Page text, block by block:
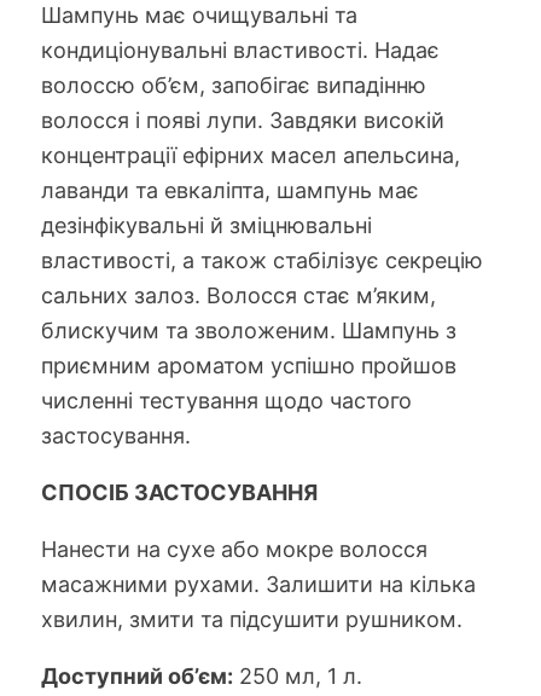
Шампунь має очищувальні та
кондиціонувальні властивості. Надає
волоссю об’єм, запобігає випадінню
волосся і появі лупи. Завдяки високій
концентрації ефірних масел апельсина,
лаванди та евкаліпта, шампунь має
дезінфікувальні й зміцнювальні
властивості, а також стабілізує секрецію
сальних залоз. Волосся стає м’яким,
блискучим та зволоженим. Шампунь з
приємним ароматом успішно пройшов
численні тестування щодо частого
застосування.
СПОСІБ ЗАСТОСУВАННЯ
Нанести на сухе або мокре волосся
масажними рухами. Залишити на кілька
хвилин, змити та підсушити рушником.
Доступний об’єм: 250 мл, 1 л.